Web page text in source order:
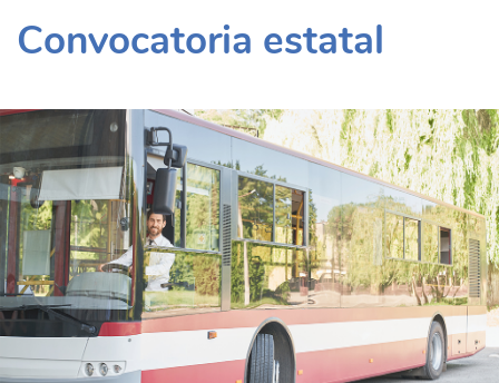
Convocatoria estatal